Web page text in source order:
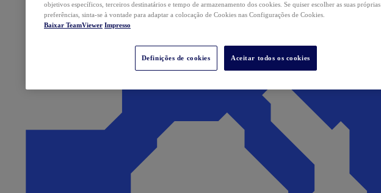
objetivos específicos, terceiros destinatários e tempo de armazenamento dos cookies. Se quiser escolher as suas próprias
preferências, sinta-se à vontade para adaptar a colocação de Cookies nas Configurações de Cookies.
Baixar TeamViewer Impresso
Definições de cookies Aceitar todos os cookies